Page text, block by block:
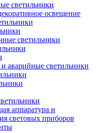
светильники
освещение
светильники
аварийные светильники
аппаратура и
световых приборов